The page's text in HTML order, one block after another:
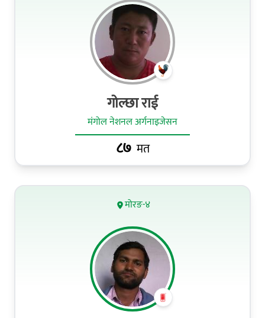
गोल्छा राई
मंगोल नेशनल अर्गनाइजेसन
८७ मत
मोरङ-४